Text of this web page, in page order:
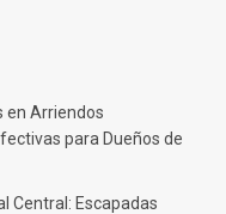
en Arriendos
para Dueños de
Central: Escapadas